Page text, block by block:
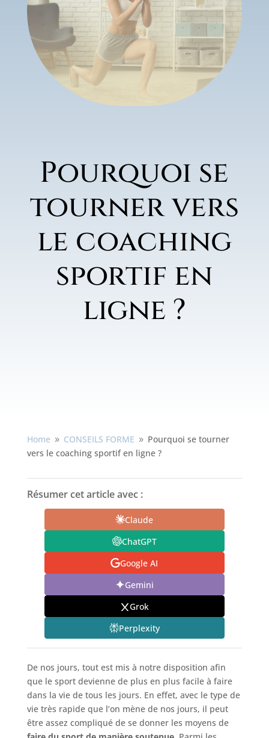
Pourquoi se
tourner vers
le coaching
sportif en
ligne ?
Home 9 CONSEILS FORME 9 Pourquoi se tourner
vers le coaching sportif en ligne ?
Résumer cet article avec :
Claude
ChatGPT
Google AI
Gemini
Grok
Perplexity
De nos jours, tout est mis à notre disposition afin
que le sport devienne de plus en plus facile à faire
dans la vie de tous les jours. En effet, avec le type de
vie très rapide que l’on mène de nos jours, il peut
être assez compliqué de se donner les moyens de